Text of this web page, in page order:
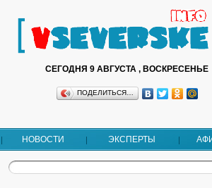
СЕГОДНЯ 9 АВГУСТА , ВОСКРЕСЕНЬЕ
ПОДЕЛИТЬСЯ…
НОВОСТИ ЭКСПЕРТЫ